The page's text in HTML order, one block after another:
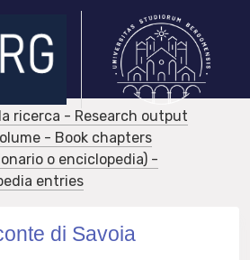
ricerca - Research output
- Book chapters
o enciclopedia) -
entries
di Savoia